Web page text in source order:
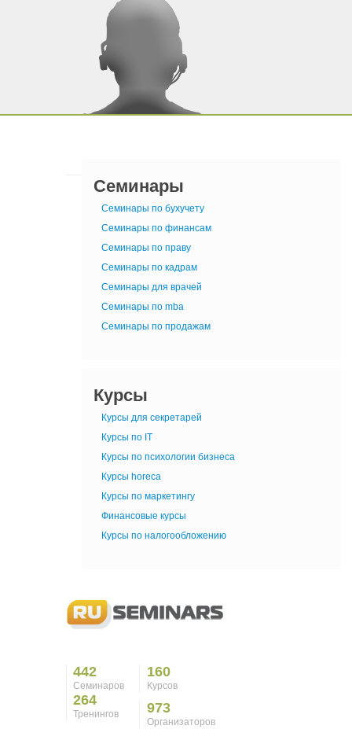
Семинары
Семинары по бухучету
Семинары по финансам
Семинары по праву
Семинары по кадрам
Семинары для врачей
Семинары по mba
Семинары по продажам
Курсы
Курсы для секретарей
Курсы по IT
Курсы по психологии бизнеса
Курсы horeca
Курсы по маркетингу
Финансовые курсы
Курсы по налогообложению
442
Семинаров
160
Курсов
264
Тренингов 973
Организаторов